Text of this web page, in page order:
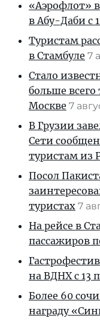
«Аэрофлот»
в Абу-Даби с
Туристам
в Стамбуле 7
Стало
больше
Москве 7
В Грузии
Сети
туристам из
Посол
туристах 7
На рейсе в
пассажиров
на ВДНХ с 13
Более 60
награду